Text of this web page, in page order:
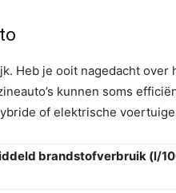
Heb je ooit nagedacht
kunnen soms
of elektrische
brandstofverbruik (l/